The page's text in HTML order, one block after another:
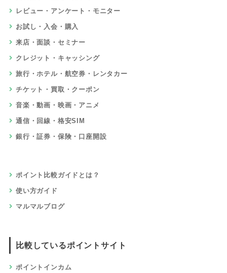
レビュー・アンケート・モニター
お試し・入会・購入
来店・面談・セミナー
クレジット・キャッシング
旅行・ホテル・航空券・レンタカー
チケット・買取・クーポン
音楽・動画・映画・アニメ
通信・回線・格安SIM
銀行・証券・保険・口座開設
ポイント比較ガイドとは？
使い方ガイド
マルマルブログ
比較しているポイントサイト
ポイントインカム